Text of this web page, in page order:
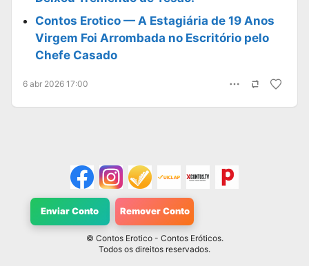
Contos Erotico — A Estagiária de 19 Anos
Virgem Foi Arrombada no Escritório pelo
Chefe Casado
6 abr 2026 17:00
Enviar Conto Remover Conto
© Contos Erotico - Contos Eróticos.
Todos os direitos reservados.